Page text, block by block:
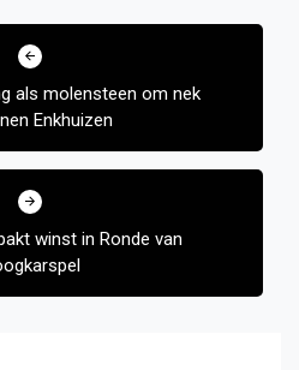
als molensteen om nek
Enkhuizen
winst in Ronde van